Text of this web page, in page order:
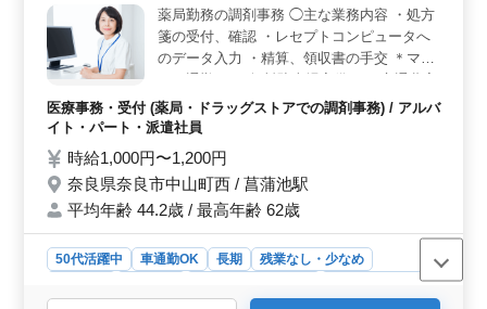
生が整っており、通勤負担を抑えながら働ける環境で
す。経験を活かして安心して長く働ける職場です。
薬局勤務の調剤事務 ◯主な業務内容 ・処方
箋の受付、確認 ・レセプトコンピュータへ
のデータ入力 ・精算、領収書の手交 ＊マイ
費支給（上限なし） レセプトができる事務
員さんを募集します。 シニア世代が活躍し
医療事務・受付 (薬局・ドラッグストアでの調剤事務) / アルバ
イト・パート・派遣社員
時給1,000円〜1,200円
奈良県奈良市中山町西 / 菖蒲池駅
平均年齢 44.2歳 / 最高年齢 62歳
50代活躍中 車通勤OK 長期
残業なし・少なめ
医療事務・受付